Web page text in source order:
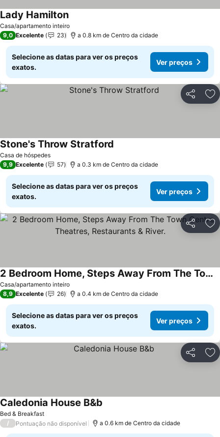
Casa/apartamento inteiro
Lady Hamilton
9,0 Excelente 23 a 0.8 km de Centro da cidade
Selecione as datas para ver os preços
exatos.
Ver preços
Partilhar
Casa de hóspedes
Stone's Throw Stratford
9,9 Excelente 57 a 0.3 km de Centro da cidade
Selecione as datas para ver os preços
exatos.
Ver preços
Partilhar
Casa/apartamento inteiro
2 Bedroom Home, Steps Away From The Town Centre, Theatres, Restaurants & River.
8,9 Excelente 26 a 0.4 km de Centro da cidade
Selecione as datas para ver os preços
exatos.
Ver preços
Partilhar
Bed & Breakfast
Caledonia House B&b
/ Pontuação não disponível a 0.6 km de Centro da cidade